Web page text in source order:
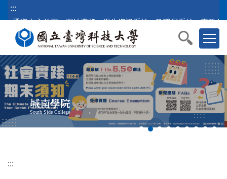
跳
到
內
容
區
塊
:::
通識中心首頁
網站導覽 學生資訊系統 教職員系統 臺科公
城南學院
South Side College
:::